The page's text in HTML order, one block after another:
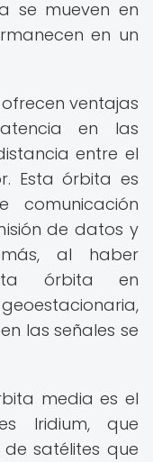
se mueven en
en un
ventajas
en las
entre el
Esta órbita es
comunicación
de datos y
al haber
órbita en
las señales se
media es el
Iridium, que
satélites que